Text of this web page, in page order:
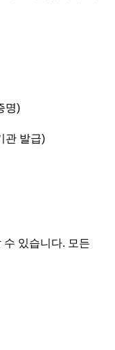
명)
관 발급)
수 있습니다. 모든